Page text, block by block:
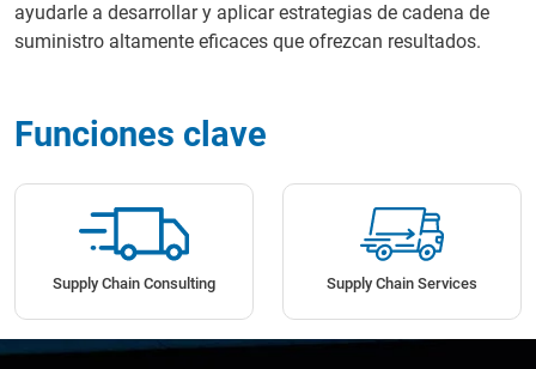
ayudarle a desarrollar y aplicar estrategias de cadena de
suministro altamente eficaces que ofrezcan resultados.
Funciones clave
Supply Chain Consulting Supply Chain Services